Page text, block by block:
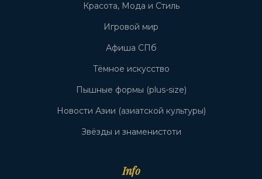
Красота, Мода и Стиль
Игровой мир
Афиша СПб
Тёмное искусство
Пышные формы (plus-size)
Новости Азии (азиатской культуры)
Звёзды и знаменистоти
Info